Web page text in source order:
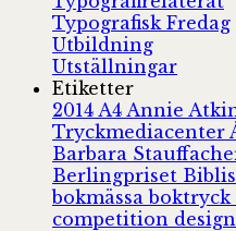
Typografisk Fredag
Utbildning
Utställningar
Etiketter
2014 A4 Annie
Tryckmediacenter
Barbara
Berlingpriset
bokmässaboktryck
competition design